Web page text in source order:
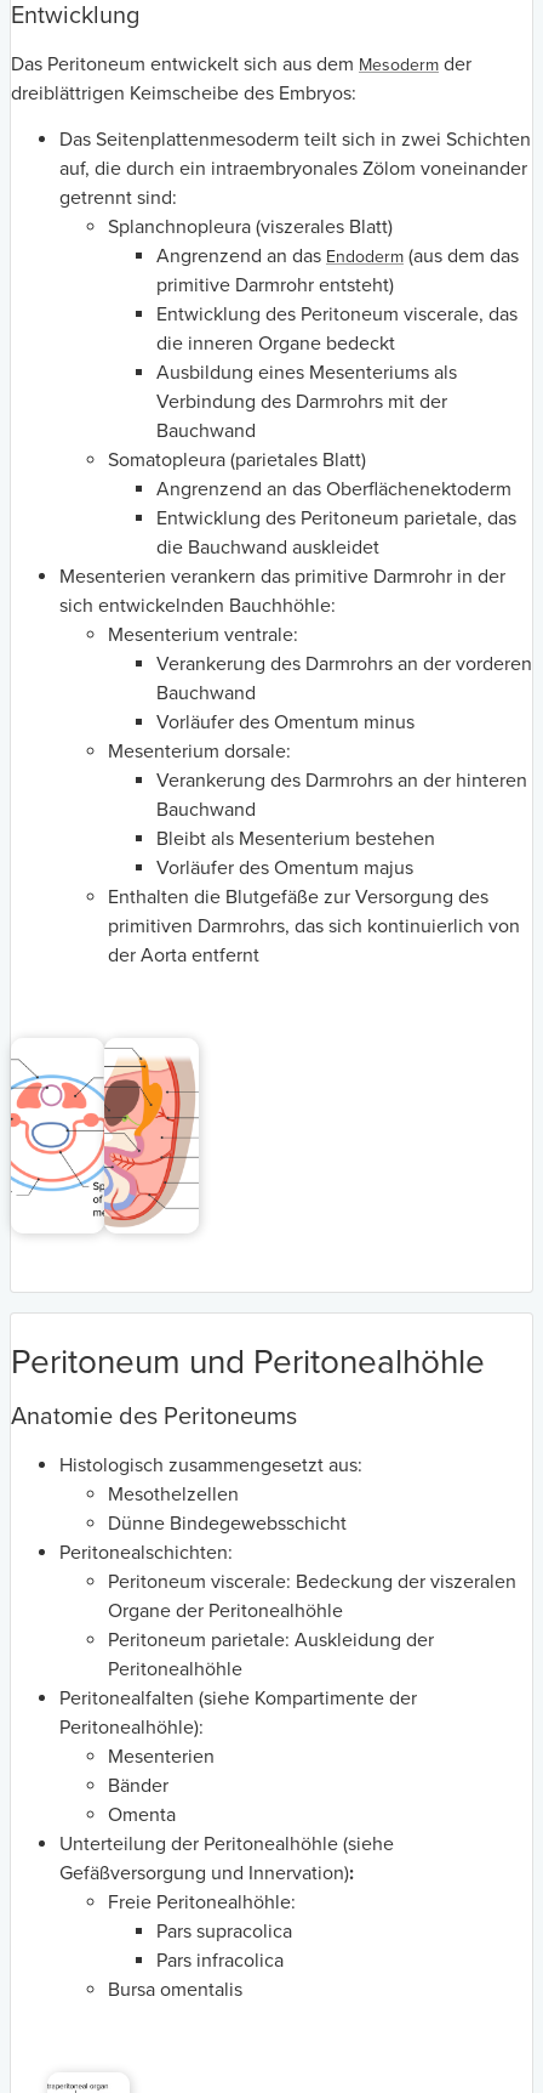
Entwicklung
Das Peritoneum entwickelt sich aus dem Mesoderm der
dreiblättrigen Keimscheibe des Embryos:
Das Seitenplattenmesoderm teilt sich in zwei Schichten
auf, die durch ein intraembryonales Zölom voneinander
getrennt sind:
Splanchnopleura (viszerales Blatt)
Angrenzend an das Endoderm (aus dem das
primitive Darmrohr entsteht)
Entwicklung des Peritoneum viscerale, das
die inneren Organe bedeckt
Ausbildung eines Mesenteriums als
Verbindung des Darmrohrs mit der
Bauchwand
Somatopleura (parietales Blatt)
Angrenzend an das Oberflächenektoderm
Entwicklung des Peritoneum parietale, das
die Bauchwand auskleidet
Mesenterien verankern das primitive Darmrohr in der
sich entwickelnden Bauchhöhle:
Mesenterium ventrale:
Verankerung des Darmrohrs an der vorderen
Bauchwand
Vorläufer des Omentum minus
Mesenterium dorsale:
Verankerung des Darmrohrs an der hinteren
Bauchwand
Bleibt als Mesenterium bestehen
Vorläufer des Omentum majus
Enthalten die Blutgefäße zur Versorgung des
primitiven Darmrohrs, das sich kontinuierlich von
der Aorta entfernt
Peritoneum und Peritonealhöhle
Anatomie des Peritoneums
Histologisch zusammengesetzt aus:
Mesothelzellen
Dünne Bindegewebsschicht
Peritonealschichten:
Peritoneum viscerale: Bedeckung der viszeralen
Organe der Peritonealhöhle
Peritoneum parietale: Auskleidung der
Peritonealhöhle
Peritonealfalten (siehe Kompartimente der
Peritonealhöhle):
Mesenterien
Bänder
Omenta
Unterteilung der Peritonealhöhle (siehe
Gefäßversorgung und Innervation):
Freie Peritonealhöhle:
Pars supracolica
Pars infracolica
Bursa omentalis